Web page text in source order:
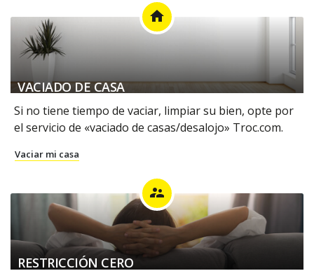
home
VACIADO DE CASA
Si no tiene tiempo de vaciar, limpiar su bien, opte por
el servicio de «vaciado de casas/desalojo» Troc.com.
Vaciar mi casa
supervisor_account
RESTRICCIÓN CERO